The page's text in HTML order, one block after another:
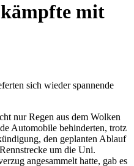
mit
sich wieder spannende
nur Regen aus dem Wolken
Automobile behinderten, trotz
den geplanten Ablauf
um die Uni.
angesammelt hatte, gab es